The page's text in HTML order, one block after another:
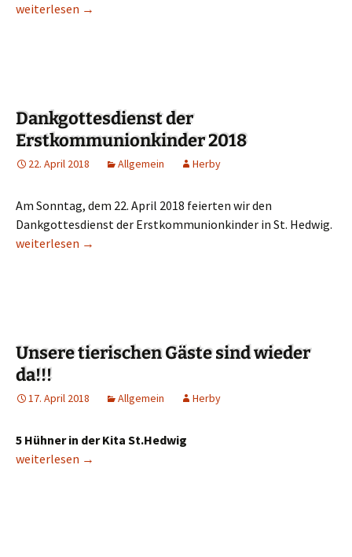
Café International im Mai
weiterlesen →
Dankgottesdienst der
Erstkommunionkinder 2018
22. April 2018 Allgemein Herby
Am Sonntag, dem 22. April 2018 feierten wir den
Dankgottesdienst der Erstkommunionkinder in St. Hedwig.
Dankgottesdienst der Erstkommunionkinder 2018
weiterlesen →
Unsere tierischen Gäste sind wieder
da!!!
17. April 2018 Allgemein Herby
5 Hühner in der Kita St.Hedwig
Unsere tierischen Gäste sind wieder da!!!
weiterlesen →